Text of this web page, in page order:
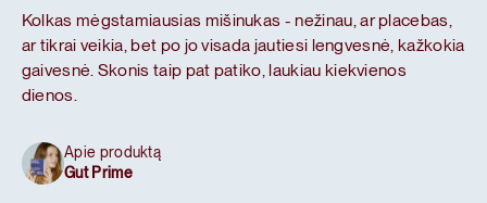
Kolkas mėgstamiausias mišinukas - nežinau, ar placebas,
ar tikrai veikia, bet po jo visada jautiesi lengvesnė, kažkokia
gaivesnė. Skonis taip pat patiko, laukiau kiekvienos
dienos.
Apie produktą
Gut Prime